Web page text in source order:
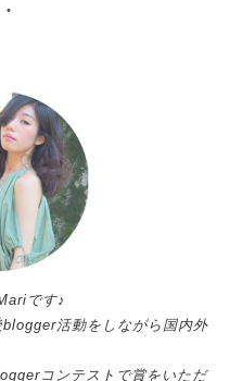
です♪
活動をしながら国内外
コンテストで賞をいただ